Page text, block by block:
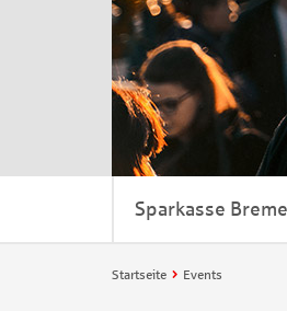
Sparkasse
Startseite Events